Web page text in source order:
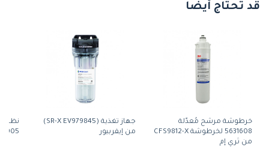
قد تحتاج أيضًا
خرطوشة مرشح مُعدّلة
5631608 لخرطوشة CFS9812-X
من ثري إم
جهاز تغذية (SR-X EV979845)
من إيفربيور
9700905)